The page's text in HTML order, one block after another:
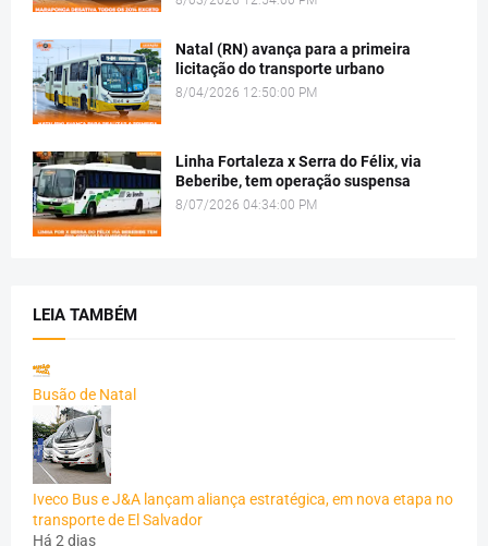
Natal (RN) avança para a primeira
licitação do transporte urbano
8/04/2026 12:50:00 PM
Linha Fortaleza x Serra do Félix, via
Beberibe, tem operação suspensa
8/07/2026 04:34:00 PM
LEIA TAMBÉM
Busão de Natal
Iveco Bus e J&A lançam aliança estratégica, em nova etapa no
transporte de El Salvador
Há 2 dias